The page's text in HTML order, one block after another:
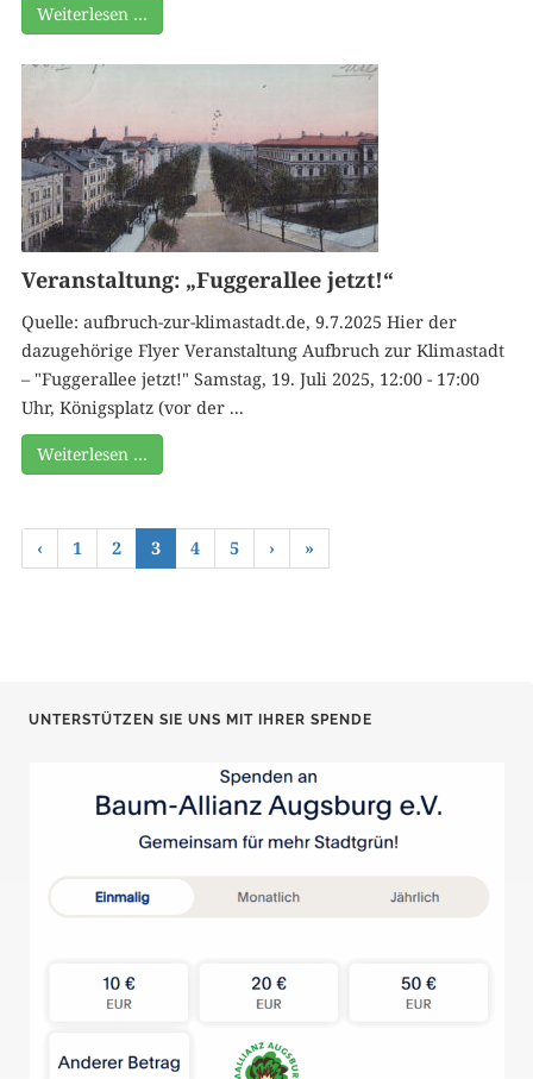
Weiterlesen …
Veranstaltung: „Fuggerallee jetzt!“
Quelle: aufbruch-zur-klimastadt.de, 9.7.2025 Hier der
dazugehörige Flyer Veranstaltung Aufbruch zur Klimastadt
– "Fuggerallee jetzt!" Samstag, 19. Juli 2025, 12:00 - 17:00
Uhr, Königsplatz (vor der ...
Weiterlesen …
‹ 1 2 3 4 5 › »
UNTERSTÜTZEN SIE UNS MIT IHRER SPENDE